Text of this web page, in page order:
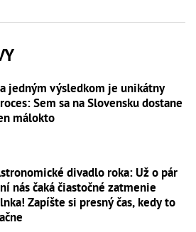
jedným výsledkom je unikátny
Sem sa na Slovensku dostane
málokto
divadlo roka: Už o pár
nás čaká čiastočné zatmenie
Zapíšte si presný čas, kedy to